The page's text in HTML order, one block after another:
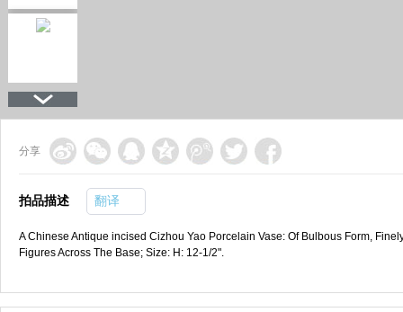
分享
拍品描述 翻译
A Chinese Antique incised Cizhou Yao Porcelain Vase: Of Bulbous Form,
Figures Across The Base; Size: H: 12-1/2".